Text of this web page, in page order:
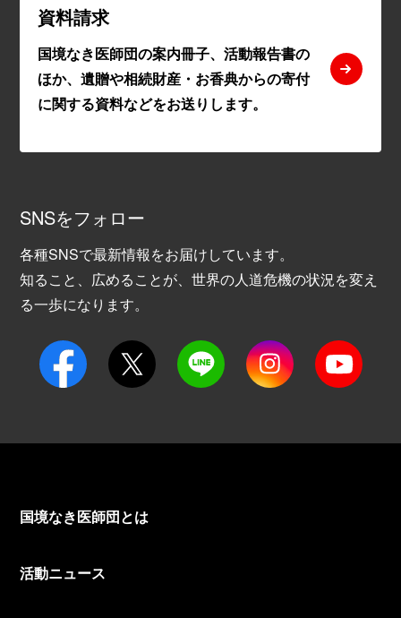
資料請求
国境なき医師団の案内冊子、活動報告書の
ほか、遺贈や相続財産・お香典からの寄付
に関する資料などをお送りします。
SNSをフォロー
各種SNSで最新情報をお届けしています。
知ること、広めることが、世界の人道危機の状況を変え
る一歩になります。
国境なき医師団とは
活動ニュース